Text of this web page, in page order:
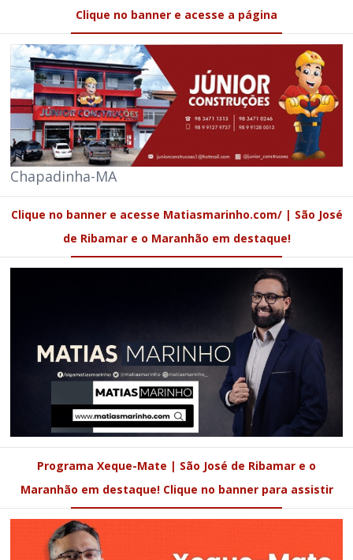
Clique no banner e acesse a página
Chapadinha-MA
Clique no banner e acesse Matiasmarinho.com/ | São José
de Ribamar e o Maranhão em destaque!
Programa Xeque-Mate | São José de Ribamar e o
Maranhão em destaque! Clique no banner para assistir